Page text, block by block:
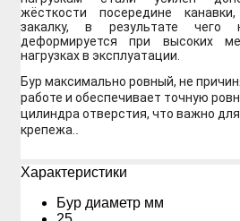
жёсткости посередине
закалку, в результате
деформируется при высоких
нагрузках в эксплуатации.
Бур максимально ровный, не
работе и обеспечивает точную
цилиндра отверстия, что важно
крепежа.
Xарактеристики
Бур диаметр мм